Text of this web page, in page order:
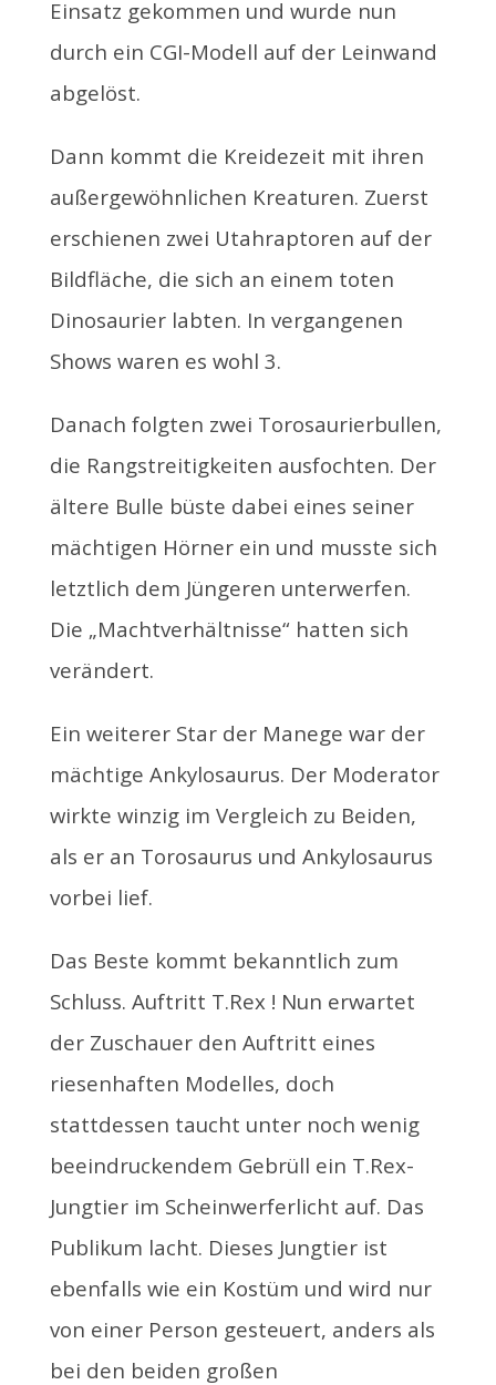
Einsatz gekommen und wurde nun
durch ein CGI-Modell auf der Leinwand
abgelöst.
Dann kommt die Kreidezeit mit ihren
außergewöhnlichen Kreaturen. Zuerst
erschienen zwei Utahraptoren auf der
Bildfläche, die sich an einem toten
Dinosaurier labten. In vergangenen
Shows waren es wohl 3.
Danach folgten zwei Torosaurierbullen,
die Rangstreitigkeiten ausfochten. Der
ältere Bulle büste dabei eines seiner
mächtigen Hörner ein und musste sich
letztlich dem Jüngeren unterwerfen.
Die „Machtverhältnisse“ hatten sich
verändert.
Ein weiterer Star der Manege war der
mächtige Ankylosaurus. Der Moderator
wirkte winzig im Vergleich zu Beiden,
als er an Torosaurus und Ankylosaurus
vorbei lief.
Das Beste kommt bekanntlich zum
Schluss. Auftritt T.Rex ! Nun erwartet
der Zuschauer den Auftritt eines
riesenhaften Modelles, doch
stattdessen taucht unter noch wenig
beeindruckendem Gebrüll ein T.Rex-
Jungtier im Scheinwerferlicht auf. Das
Publikum lacht. Dieses Jungtier ist
ebenfalls wie ein Kostüm und wird nur
von einer Person gesteuert, anders als
bei den beiden großen